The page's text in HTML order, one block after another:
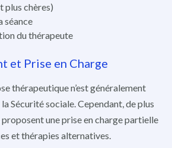
plus chères)
séance
du thérapeute
et Prise en Charge
thérapeutique n’est généralement
Sécurité sociale. Cependant, de plus
une prise en charge partielle
et thérapies alternatives.